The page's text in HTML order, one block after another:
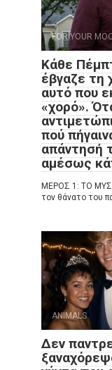
FOR YOUR
Κάθε
έβγαζε τη
αυτό που
«χορό».
πού
απάντησή
αμέσως
ΜΕΡΟΣ 1: ΤΟ
τον θάνατο του
ANIMALS
Δεν